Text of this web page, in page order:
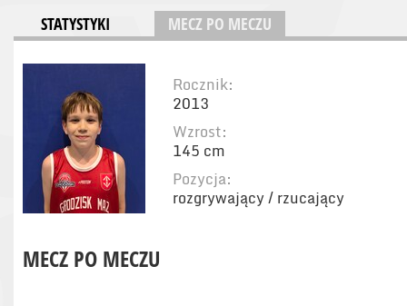
STATYSTYKI MECZ PO MECZU
Rocznik:
2013
Wzrost:
145 cm
Pozycja:
rozgrywający / rzucający
MECZ PO MECZU